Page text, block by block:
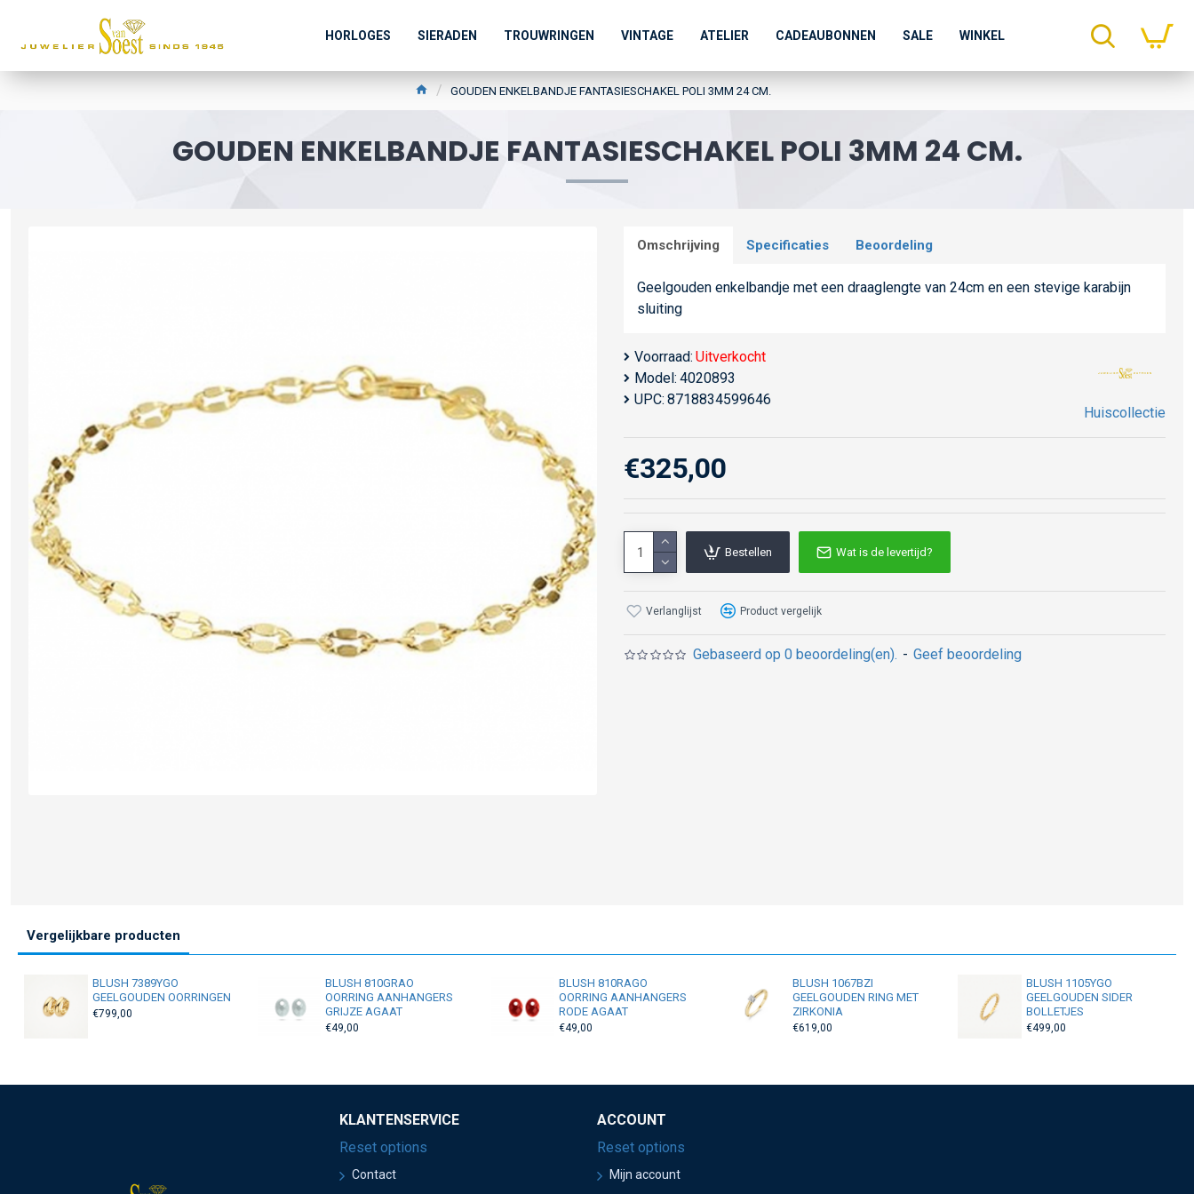
HORLOGES SIERADEN TROUWRINGEN VINTAGE ATELIER CADEAUBONNEN SALE WINKEL
GOUDEN ENKELBANDJE FANTASIESCHAKEL POLI 3MM 24 CM.
GOUDEN ENKELBANDJE FANTASIESCHAKEL POLI 3MM 24 CM.
Omschrijving Specificaties Beoordeling
Geelgouden enkelbandje met een draaglengte van 24cm en een stevige karabijn
sluiting
Voorraad: Uitverkocht
Model: 4020893
UPC: 8718834599646
Huiscollectie
Gebaseerd op 0 beoordeling(en). - Geef beoordeling
€325,00
Bestellen Wat is de levertijd?
Verlanglijst Product vergelijk
Vergelijkbare producten
BLUSH 7389YGO
GEELGOUDEN OORRINGEN
€799,00
BLUSH 810GRAO
OORRING AANHANGERS
GRIJZE AGAAT
€49,00
BLUSH 810RAGO
OORRING AANHANGERS
RODE AGAAT
€49,00
BLUSH 1067BZI
GEELGOUDEN RING MET
ZIRKONIA
€619,00
BLUSH 1105YGO
GEELGOUDEN SIDER
BOLLETJES
€499,00
KLANTENSERVICE
Reset options
Contact
ACCOUNT
Reset options
Mijn account